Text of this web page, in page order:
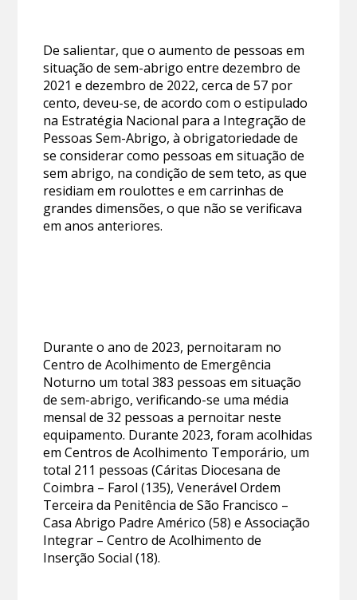
De salientar, que o aumento de pessoas em
situação de sem-abrigo entre dezembro de
2021 e dezembro de 2022, cerca de 57 por
cento, deveu-se, de acordo com o estipulado
na Estratégia Nacional para a Integração de
Pessoas Sem-Abrigo, à obrigatoriedade de
se considerar como pessoas em situação de
sem abrigo, na condição de sem teto, as que
residiam em roulottes e em carrinhas de
grandes dimensões, o que não se verificava
em anos anteriores.
Durante o ano de 2023, pernoitaram no
Centro de Acolhimento de Emergência
Noturno um total 383 pessoas em situação
de sem-abrigo, verificando-se uma média
mensal de 32 pessoas a pernoitar neste
equipamento. Durante 2023, foram acolhidas
em Centros de Acolhimento Temporário, um
total 211 pessoas (Cáritas Diocesana de
Coimbra – Farol (135), Venerável Ordem
Terceira da Penitência de São Francisco –
Casa Abrigo Padre Américo (58) e Associação
Integrar – Centro de Acolhimento de
Inserção Social (18).